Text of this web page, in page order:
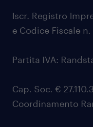
Iscr. Registro
e Codice Fiscale n.
Partita IVA:
Cap. Soc. €
Coordinamento